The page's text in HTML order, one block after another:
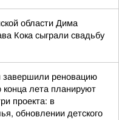
области Дима
Кока сыграли свадьбу
завершили реновацию
конца лета планируют
проекта: в
обновлении детского